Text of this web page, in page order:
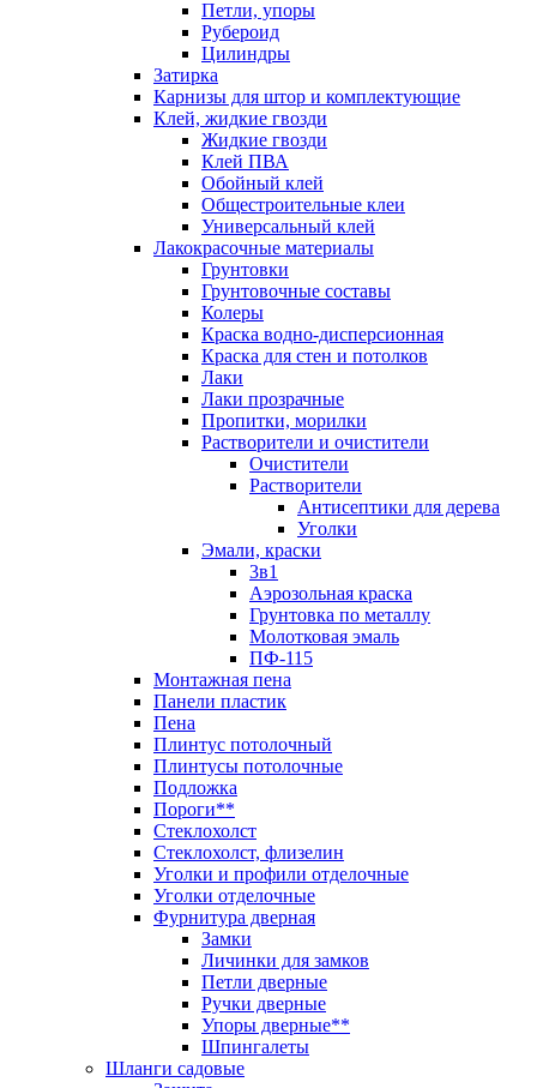
Петли, упоры
Рубероид
Цилиндры
Затирка
Карнизы для штор и комплектующие
Клей, жидкие гвозди
Жидкие гвозди
Клей ПВА
Обойный клей
Общестроительные клеи
Универсальный клей
Лакокрасочные материалы
Грунтовки
Грунтовочные составы
Колеры
Краска водно-дисперсионная
Краска для стен и потолков
Лаки
Лаки прозрачные
Пропитки, морилки
Растворители и очистители
Очистители
Растворители
Антисептики для дерева
Уголки
Эмали, краски
3в1
Аэрозольная краска
Грунтовка по металлу
Молотковая эмаль
ПФ-115
Монтажная пена
Панели пластик
Пена
Плинтус потолочный
Плинтусы потолочные
Подложка
Пороги**
Стеклохолст
Стеклохолст, флизелин
Уголки и профили отделочные
Уголки отделочные
Фурнитура дверная
Замки
Личинки для замков
Петли дверные
Ручки дверные
Упоры дверные**
Шпингалеты
Шланги садовые